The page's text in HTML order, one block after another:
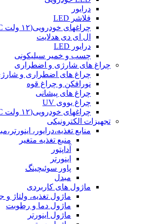
درایور
فلاشر LED
چراغهای خودرویی(۱۲ ولت DC)
ال ای دی هدلایت
درایور LED
چسب و خمیر سیلیکونی
چراغ های شارژی و اضطراری
چراغ های اضطراری و
نورافکن و چراغ قوه
چراغ های پیشانی
چراغ یووی UV
چراغهای خودرویی(۱۲ ولت DC)
تجهیزات الکترونیکی
منابع تغذیه،درایور،
منبع تغذیه متغیر
آداپتور
اینورتر
پاور سوئیچینگ
مبدل
ماژول های کاربردی
ماژول تغذیه، ولتاژ و
ماژول دما و رطوبت
ماژول اینورتر